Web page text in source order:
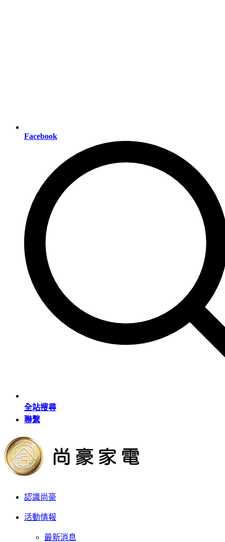
Facebook
全站搜尋
聯繫
認識尚豪
活動情報
最新消息